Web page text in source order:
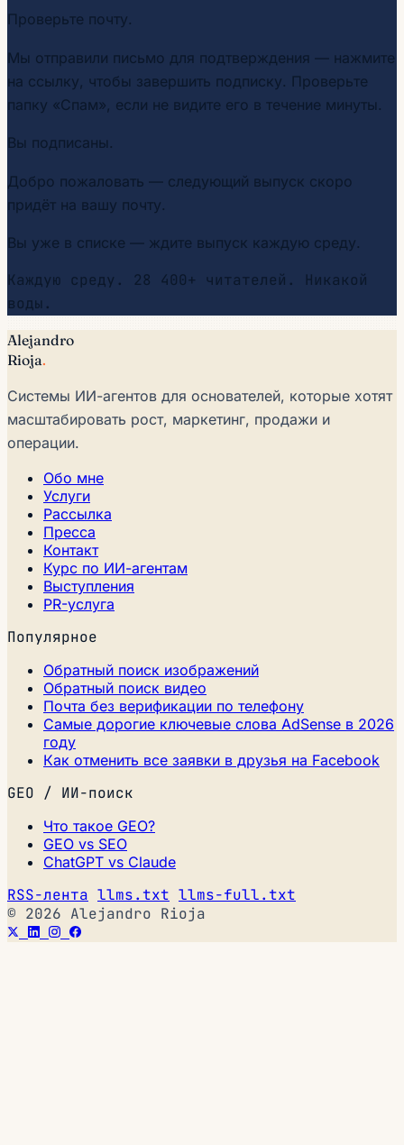
Проверьте почту.
Мы отправили письмо для подтверждения — нажмите
на ссылку, чтобы завершить подписку. Проверьте
папку «Спам», если не видите его в течение минуты.
Вы подписаны.
Добро пожаловать — следующий выпуск скоро
придёт на вашу почту.
Вы уже в списке — ждите выпуск каждую среду.
Каждую среду. 28 400+ читателей. Никакой
воды.
Alejandro
Rioja.
Системы ИИ-агентов для основателей, которые хотят
масштабировать рост, маркетинг, продажи и
операции.
Обо мне
Услуги
Рассылка
Пресса
Контакт
Курс по ИИ-агентам
Выступления
PR-услуга
Популярное
Обратный поиск изображений
Обратный поиск видео
Почта без верификации по телефону
Самые дорогие ключевые слова AdSense в 2026
году
Как отменить все заявки в друзья на Facebook
GEO / ИИ-поиск
Что такое GEO?
GEO vs SEO
ChatGPT vs Claude
RSS-лента llms.txt llms-full.txt
© 2026 Alejandro Rioja